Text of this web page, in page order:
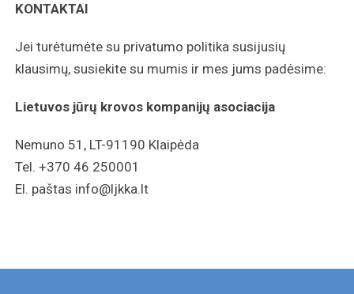
KONTAKTAI
Jei turėtumėte su privatumo politika susijusių
klausimų, susiekite su mumis ir mes jums padėsime:
Lietuvos jūrų krovos kompanijų asociacija
Nemuno 51, LT-91190 Klaipėda
Tel. +370 46 250001
El. paštas info@ljkka.lt